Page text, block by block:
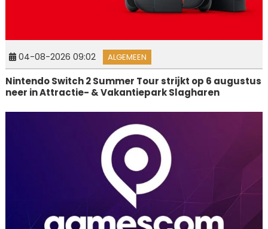
04-08-2026 09:02 ALGEMEEN
Nintendo Switch 2 Summer Tour strijkt op 6 augustus
neer in Attractie- & Vakantiepark Slagharen